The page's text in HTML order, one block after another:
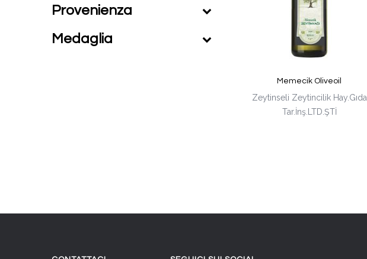
Memecik Oliveoil
Zeytinseli Zeytincilik Hay.Gıda
Tar.İnş.LTD.ŞTİ
Provenienza
Medaglia